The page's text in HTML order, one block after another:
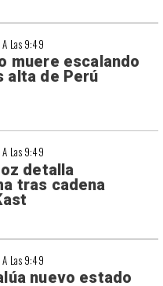
A Las 9:49
muere escalando
alta de Perú
A Las 9:49
detalla
tras cadena
A Las 9:49
nuevo estado